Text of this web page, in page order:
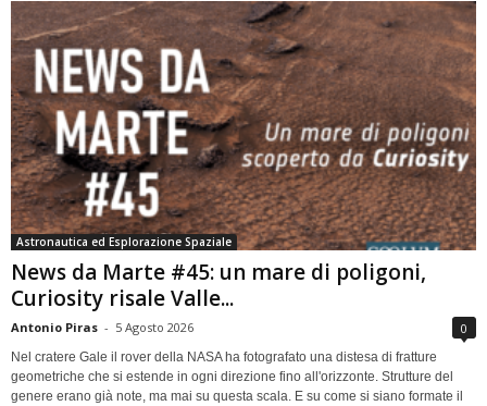
Astronautica ed Esplorazione Spaziale
News da Marte #45: un mare di poligoni,
Curiosity risale Valle...
Antonio Piras - 5 Agosto 2026 0
Nel cratere Gale il rover della NASA ha fotografato una distesa di fratture
geometriche che si estende in ogni direzione fino all'orizzonte. Strutture del
genere erano già note, ma mai su questa scala. E su come si siano formate il